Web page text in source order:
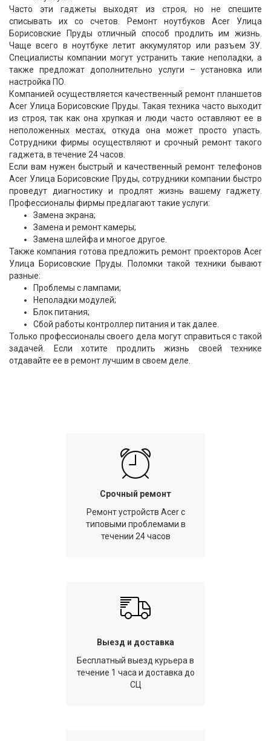
Часто эти гаджеты выходят из строя, но не спешите
списывать их со счетов. Ремонт ноутбуков Acer Улица
Борисовские Пруды отличный способ продлить им жизнь.
Чаще всего в ноутбуке летит аккумулятор или разъем ЗУ.
Специалисты компании могут устранить такие неполадки, а
также предложат дополнительно услуги – установка или
настройка ПО.
Компанией осуществляется качественный ремонт планшетов
Acer Улица Борисовские Пруды. Такая техника часто выходит
из строя, так как она хрупкая и люди часто оставляют ее в
неположенных местах, откуда она может просто упасть.
Сотрудники фирмы осуществляют и срочный ремонт такого
гаджета, в течение 24 часов.
Если вам нужен быстрый и качественный ремонт телефонов
Acer Улица Борисовские Пруды, сотрудники компании быстро
проведут диагностику и продлят жизнь вашему гаджету.
Профессионалы фирмы предлагают такие услуги:
Замена экрана;
Замена и ремонт камеры;
Замена шлейфа и многое другое.
Также компания готова предложить ремонт проекторов Acer
Улица Борисовские Пруды. Поломки такой техники бывают
разные:
Проблемы с лампами;
Неполадки модулей;
Блок питания;
Сбой работы контроллер питания и так далее.
Только профессионалы своего дела могут справиться с такой
задачей. Если хотите продлить жизнь своей технике
отдавайте ее в ремонт лучшим в своем деле.
Срочный ремонт
Ремонт устройств Acer с
типовыми проблемами в
течении 24 часов
Выезд и доставка
Бесплатный выезд курьера в
течение 1 часа и доставка до
СЦ